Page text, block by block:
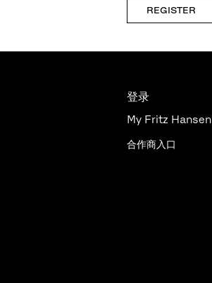
REGISTER
登录
My Fritz Hansen
合作商入口